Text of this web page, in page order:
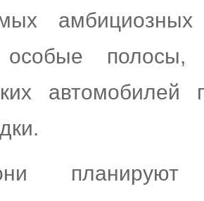
особые полосы,
планируют